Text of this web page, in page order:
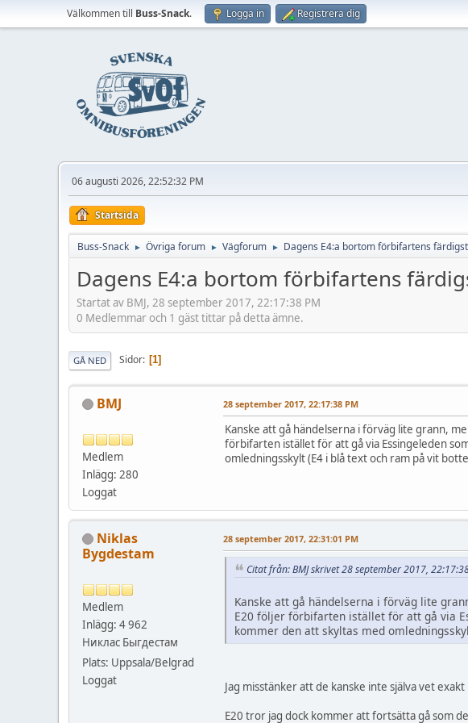
Välkommen till Buss-Snack. Logga in Registrera dig
06 augusti 2026, 22:52:32 PM
Startsida
Buss-Snack ► Övriga forum ► Vägforum ► Dagens E4:a bortom förbifartens
Dagens E4:a bortom förbifartens
Startat av BMJ, 28 september 2017, 22:17:38 PM
0 Medlemmar och 1 gäst tittar på detta ämne.
GÅ NED Sidor 1
BMJ
Medlem
Inlägg: 280
Loggat
28 september 2017, 22:17:38 PM
Kanske att gå händelserna i förväg lite grann,
förbifarten istället för att gå via Essingeleden
omledningsskylt (E4 i blå text och ram på vit
Niklas
Bygdestam
Medlem
Inlägg: 4 962
Никлас Быгдестам
Plats: Uppsala/Belgrad
Loggat
28 september 2017, 22:31:01 PM
Citat från: BMJ skrivet 28 september 2017,
Kanske att gå händelserna i förväg lite
E20 följer förbifarten istället för att gå via
kommer den att skyltas med
Jag misstänker att de kanske inte själva vet
E20 tror jag dock kommer att fortsätta gå som